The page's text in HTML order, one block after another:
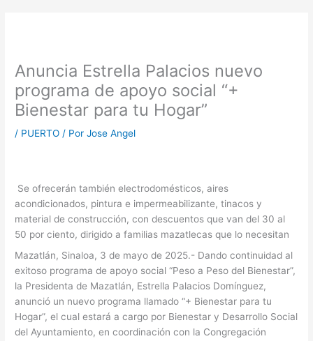
Anuncia Estrella Palacios nuevo
programa de apoyo social “+
Bienestar para tu Hogar”
/ PUERTO / PorJose Angel
Se ofrecerán también electrodomésticos, aires
acondicionados, pintura e impermeabilizante, tinacos y
material de construcción, con descuentos que van del 30 al
50 por ciento, dirigido a familias mazatlecas que lo necesitan
Mazatlán, Sinaloa, 3 de mayo de 2025.- Dando continuidad al
exitoso programa de apoyo social “Peso a Peso del Bienestar”,
la Presidenta de Mazatlán, Estrella Palacios Domínguez,
anunció un nuevo programa llamado “+ Bienestar para tu
Hogar”, el cual estará a cargo por Bienestar y Desarrollo Social
del Ayuntamiento, en coordinación con la Congregación